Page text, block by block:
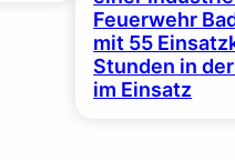
Feuerwehr
mit 55
Stunden in
im Einsatz